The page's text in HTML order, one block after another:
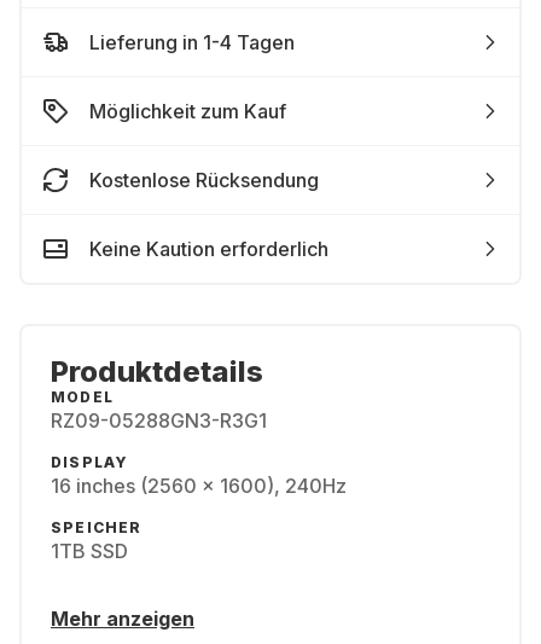
Lieferung in 1-4 Tagen
Möglichkeit zum Kauf
Kostenlose Rücksendung
Keine Kaution erforderlich
Produktdetails
MODEL
RZ09-05288GN3-R3G1
DISPLAY
16 inches (2560 × 1600), 240Hz
SPEICHER
1TB SSD
Mehr anzeigen